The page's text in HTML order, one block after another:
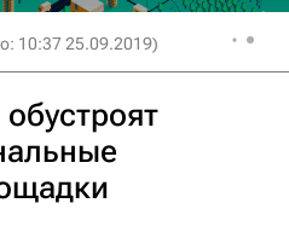
10:37 25.09.2019)